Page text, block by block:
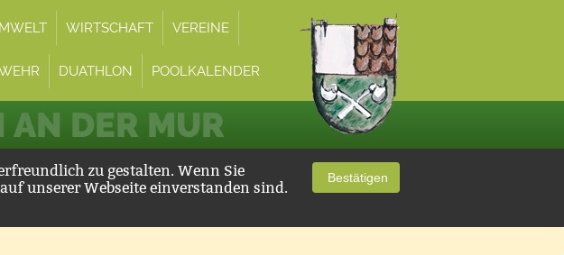
WIRTSCHAFT VEREINE
DUATHLON POOLKALENDER
AN DER MUR
zu gestalten. Wenn Sie
unserer Webseite einverstanden sind.
Bestätigen